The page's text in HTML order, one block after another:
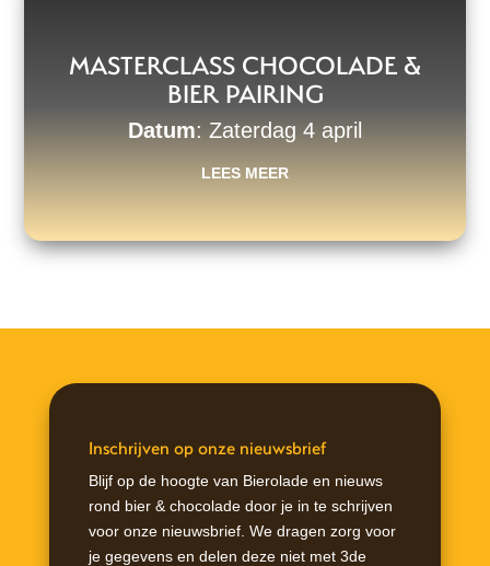
MASTERCLASS CHOCOLADE &
BIER PAIRING
Datum: Zaterdag 4 april
LEES MEER
Inschrijven op onze nieuwsbrief
Blijf op de hoogte van Bierolade en nieuws
rond bier & chocolade door je in te schrijven
voor onze nieuwsbrief. We dragen zorg voor
je gegevens en delen deze niet met 3de